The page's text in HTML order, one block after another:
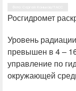
Росгидромет
Уровень
превышен в 4 –
управление по
окружающей